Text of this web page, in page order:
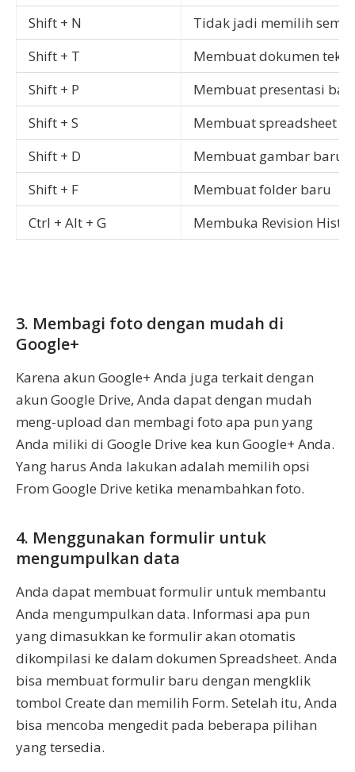
Shift + N
Tidak jadi memilih
Shift + T
Membuat dokumen teks
Shift + P
Membuat presentasi
Shift + S
Membuat spreadsheet
Shift + D
Membuat gambar baru
Shift + F
Membuat folder baru
Ctrl + Alt + G
Membuka Revision
3. Membagi foto dengan mudah di
Google+
Karena akun Google+ Anda juga terkait dengan
akun Google Drive, Anda dapat dengan mudah
meng-upload dan membagi foto apa pun yang
Anda miliki di Google Drive kea kun Google+ Anda.
Yang harus Anda lakukan adalah memilih opsi
From Google Drive ketika menambahkan foto.
4. Menggunakan formulir untuk
mengumpulkan data
Anda dapat membuat formulir untuk membantu
Anda mengumpulkan data. Informasi apa pun
yang dimasukkan ke formulir akan otomatis
dikompilasi ke dalam dokumen Spreadsheet. Anda
bisa membuat formulir baru dengan mengklik
tombol Create dan memilih Form. Setelah itu, Anda
bisa mencoba mengedit pada beberapa pilihan
yang tersedia.